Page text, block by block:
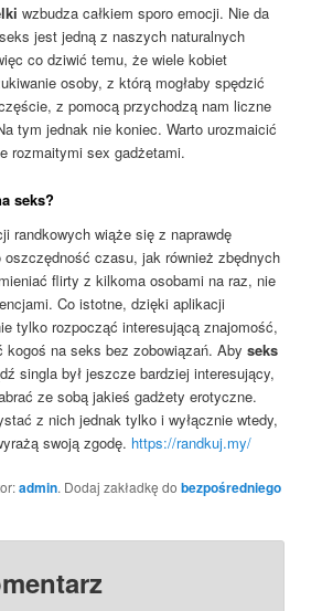
wzbudza całkiem sporo emocji. Nie da
jest jedną z naszych naturalnych
co dziwić temu, że wiele kobiet
osoby, z którą mogłaby spędzić
z pomocą przychodzą nam liczne
tym jednak nie koniec. Warto urozmaicić
rozmaitymi sex gadżetami.
seks?
randkowych wiąże się z naprawdę
czasu, jak również zbędnych
flirty z kilkoma osobami na raz, nie
Co istotne, dzięki aplikacji
tylko rozpocząć interesującą znajomość,
kogoś na seks bez zobowiązań. Abyseks
singla był jeszcze bardziej interesujący,
ze sobą jakieś gadżety erotyczne.
z nich jednak tylko i wyłącznie wtedy,
swoją zgodę. https://randkuj.my/
admin. Dodaj zakładkę dobezpośredniego